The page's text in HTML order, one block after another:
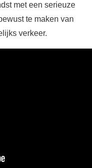
met een serieuze
te maken van
verkeer.